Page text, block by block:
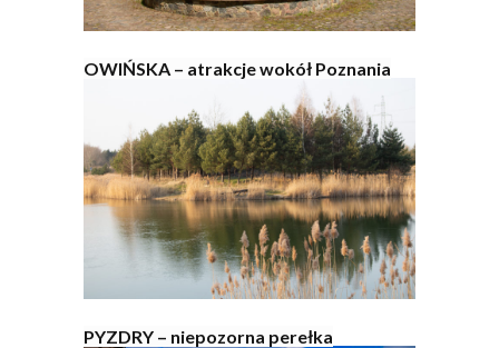
OWIŃSKA – atrakcje wokół Poznania
PYZDRY – niepozorna perełka